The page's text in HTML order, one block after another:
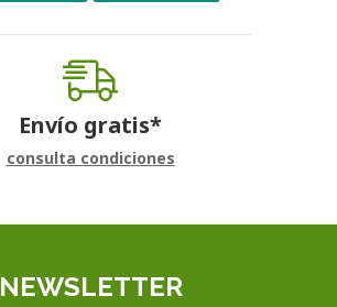
Envío gratis*
consulta condiciones
NEWSLETTER